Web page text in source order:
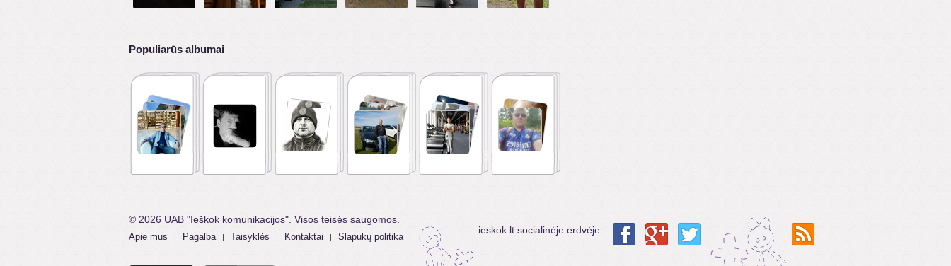
Populiarūs albumai
© 2026 UAB "Ieškok komunikacijos". Visos teisės saugomos.
Apie mus | Pagalba | Taisyklės | Kontaktai | Slapukų politika
ieskok.lt socialinėje erdvėje: